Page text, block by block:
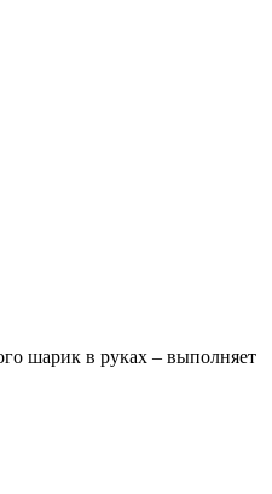
шарик в руках – выполняет